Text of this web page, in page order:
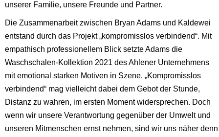
unserer Familie, unsere Freunde und Partner.
Die Zusammenarbeit zwischen Bryan Adams und Kaldewei
entstand durch das Projekt „kompromisslos verbindend“. Mit
empathisch professionellem Blick setzte Adams die
Waschschalen-Kollektion 2021 des Ahlener Unternehmens
mit emotional starken Motiven in Szene. „Kompromisslos
verbindend“ mag vielleicht dabei dem Gebot der Stunde,
Distanz zu wahren, im ersten Moment widersprechen. Doch
wenn wir unsere Verantwortung gegenüber der Umwelt und
unseren Mitmenschen ernst nehmen, sind wir uns näher denn